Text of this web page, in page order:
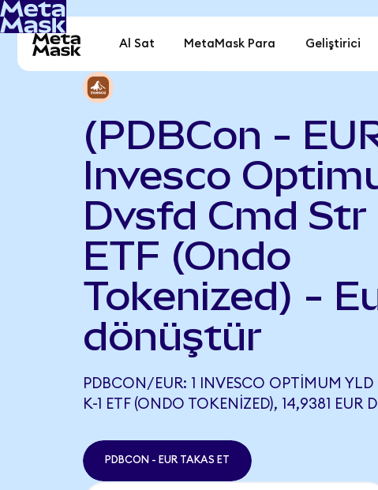
Al Sat MetaMask Para Geliştirici
(PDBCon -
Invesco
Dvsfd Cmd Str
ETF (Ondo
Tokenized) -
dönüştür
PDBCON/EUR: 1 INVESCO OPTIMUM YLD
K-1 ETF (ONDO TOKENIZED), 14,9381 EUR
PDBCON - EUR TAKAS ET